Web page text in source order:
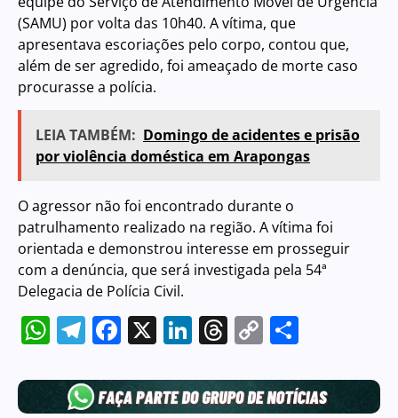
(SAMU) por volta das 10h40. A vítima, que
apresentava escoriações pelo corpo, contou que,
além de ser agredido, foi ameaçado de morte caso
procurasse a polícia.
LEIA TAMBÉM: Domingo de acidentes e prisão
por violência doméstica em Arapongas
O agressor não foi encontrado durante o
patrulhamento realizado na região. A vítima foi
orientada e demonstrou interesse em prosseguir
com a denúncia, que será investigada pela 54ª
Delegacia de Polícia Civil.
WhatsApp
Telegram
Facebook
X LinkedIn
Threads
Copy